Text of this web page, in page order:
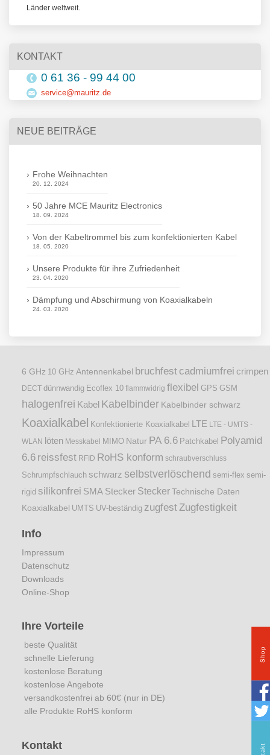
Länder weltweit.
KONTAKT
0 61 36 - 99 44 00
service@mauritz.de
NEUE BEITRÄGE
Frohe Weihnachten
20. 12. 2024
50 Jahre MCE Mauritz Electronics
18. 09. 2024
Von der Kabeltrommel bis zum konfektionierten Kabel
18. 05. 2020
Unsere Produkte für ihre Zufriedenheit
23. 04. 2020
Dämpfung und Abschirmung von Koaxialkabeln
24. 03. 2020
6 GHz 10 GHz Antennenkabel bruchfest cadmiumfrei crimpen
DECT dünnwandig Ecoflex 10 flammwidrig flexibel GPS GSM
halogenfrei Kabel Kabelbinder Kabelbinder schwarz
Koaxialkabel Konfektionierte Koaxialkabel LTE LTE - UMTS -
WLAN löten Messkabel MIMO Natur PA 6.6 Patchkabel Polyamid
6.6 reissfest RFID RoHS konform schraubverschluss
Schrumpfschlauch schwarz selbstverlöschend semi-flex semi-
rigid silikonfrei SMA Stecker Stecker Technische Daten
Koaxialkabel UMTS UV-beständig zugfest Zugfestigkeit
Info
Impressum
Datenschutz
Downloads
Online-Shop
Ihre Vorteile
beste Qualität
schnelle Lieferung
kostenlose Beratung
kostenlose Angebote
versandkostenfrei ab 60€ (nur in DE)
alle Produkte RoHS konform
Kontakt
Shop